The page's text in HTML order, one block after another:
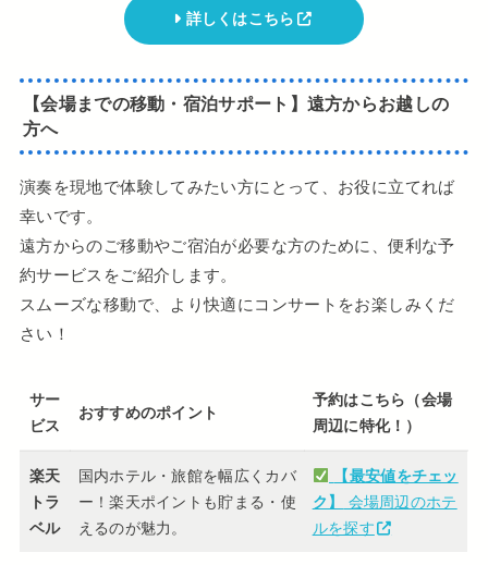
詳しくはこちら
【会場までの移動・宿泊サポート】遠方からお越しの
方へ
演奏を現地で体験してみたい方にとって、お役に立てれば
幸いです。
遠方からのご移動やご宿泊が必要な方のために、便利な予
約サービスをご紹介します。
スムーズな移動で、より快適にコンサートをお楽しみくだ
さい！
サー
ビス
おすすめのポイント
予約はこちら（会場
周辺に特化！）
楽天
トラ
ベル
国内ホテル・旅館を幅広くカバ
ー！楽天ポイントも貯まる・使
えるのが魅力。
【最安値をチェッ
ク】
会場周辺のホテ
ルを探す